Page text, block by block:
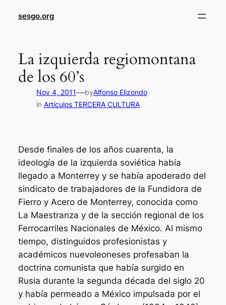
sesgo.org
La izquierda regiomontana
de los 60’s
Nov 4, 2011—byAlfonso Elizondo
in Artículos TERCERA CULTURA
Desde finales de los años cuarenta, la
ideología de la izquierda soviética había
llegado a Monterrey y se había apoderado del
sindicato de trabajadores de la Fundidora de
Fierro y Acero de Monterrey, conocida como
La Maestranza y de la sección regional de los
Ferrocarriles Nacionales de México. Al mismo
tiempo, distinguidos profesionistas y
académicos nuevoleoneses profesaban la
doctrina comunista que había surgido en
Rusia durante la segunda década del siglo 20
y había permeado a México impulsada por el